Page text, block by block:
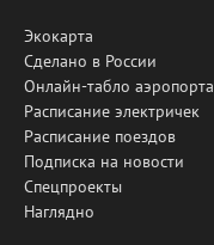
Экокарта
Сделано в России
Онлайн-табло аэропорта
Расписание электричек
Расписание поездов
Подписка на новости
Спецпроекты
Наглядно